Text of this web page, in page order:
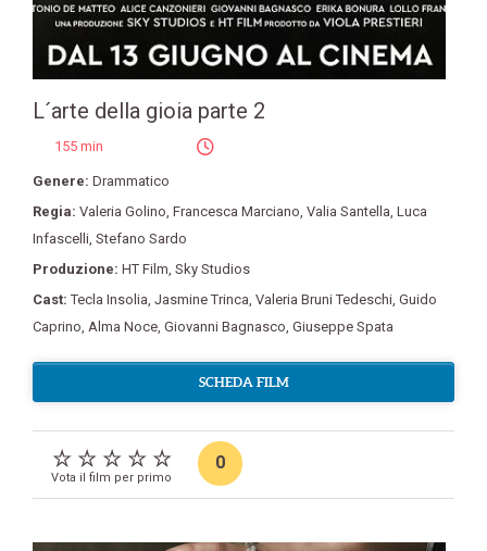
L´arte della gioia parte 2
155 min
Genere: Drammatico
Regia: Valeria Golino, Francesca Marciano, Valia Santella, Luca
Infascelli, Stefano Sardo
Produzione: HT Film, Sky Studios
Cast:Tecla Insolia, Jasmine Trinca, Valeria Bruni Tedeschi, Guido
Caprino, Alma Noce, Giovanni Bagnasco, Giuseppe Spata
SCHEDA FILM
Vota il film per primo
0